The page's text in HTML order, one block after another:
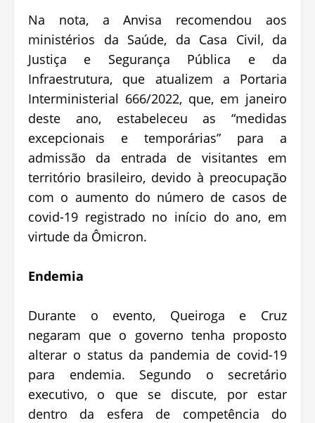
Na nota, a Anvisa recomendou aos
ministérios da Saúde, da Casa Civil, da
Justiça e Segurança Pública e da
Infraestrutura, que atualizem a Portaria
Interministerial 666/2022, que, em janeiro
deste ano, estabeleceu as “medidas
excepcionais e temporárias” para a
admissão da entrada de visitantes em
território brasileiro, devido à preocupação
com o aumento do número de casos de
covid-19 registrado no início do ano, em
virtude da Ômicron.
Endemia
Durante o evento, Queiroga e Cruz
negaram que o governo tenha proposto
alterar o status da pandemia de covid-19
para endemia. Segundo o secretário
executivo, o que se discute, por estar
dentro da esfera de competência do